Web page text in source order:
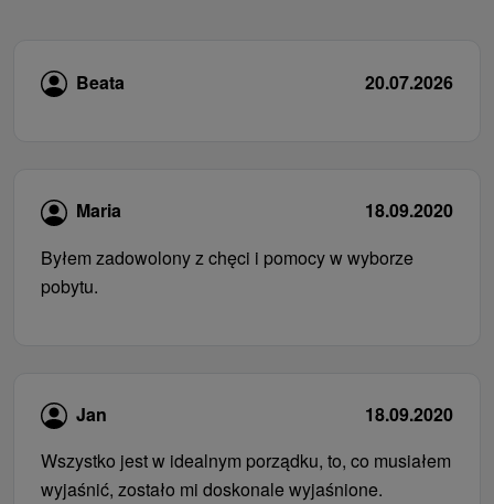
Beata 20.07.2026
Maria
18.09.2020
Byłem zadowolony z chęci i pomocy w wyborze
pobytu.
Jan
18.09.2020
Wszystko jest w idealnym porządku, to, co musiałem
wyjaśnić, zostało mi doskonale wyjaśnione.